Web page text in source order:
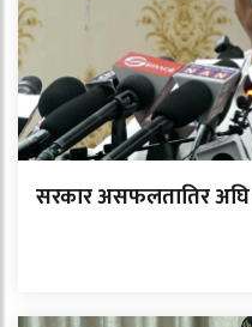
सरकार असफलतातिर अघि